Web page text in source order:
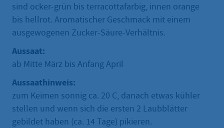
sind ocker-grün bis terracottafarbig, innen orange
bis hellrot. Aromatischer Geschmack mit einem
ausgewogenen Zucker-Säure-Verhältnis.
Aussaat:
ab Mitte März bis Anfang April
Aussaathinweis:
zum Keimen sonnig ca. 20 C, danach etwas kühler
stellen und wenn sich die ersten 2 Laubblätter
gebildet haben (ca. 14 Tage) pikieren.